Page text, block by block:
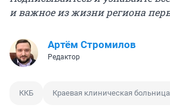
и важное из жизни региона
Артём Стромилов
Редактор
ККБ Краевая клиническая больница